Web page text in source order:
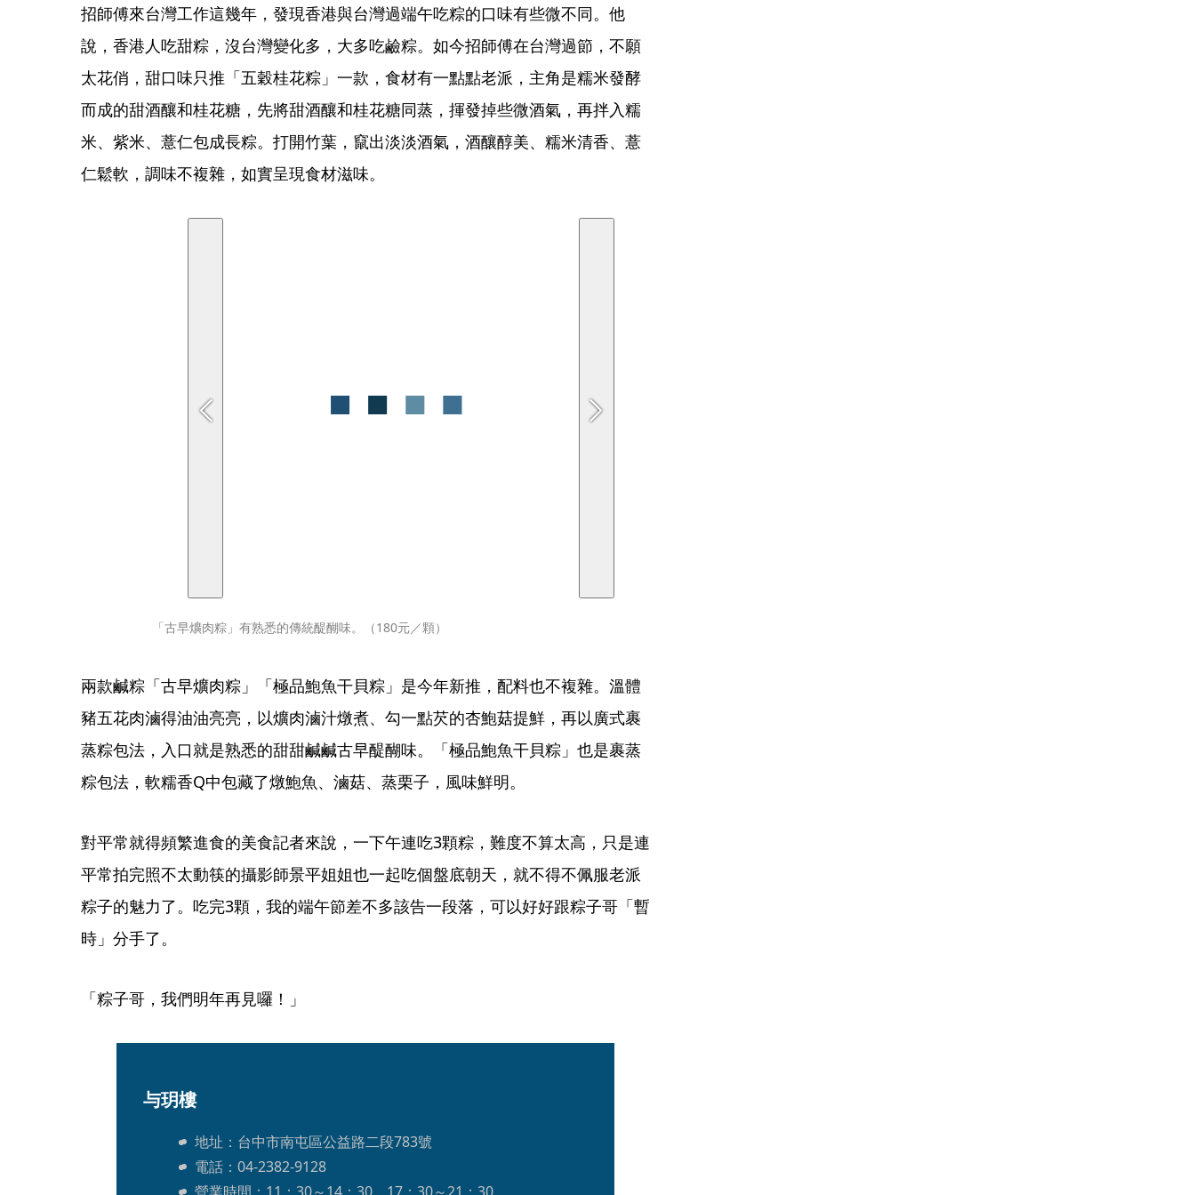
招師傅來台灣工作這幾年，發現香港與台灣過端午吃粽的口味有些微不同。他
說，香港人吃甜粽，沒台灣變化多，大多吃鹼粽。如今招師傅在台灣過節，不願
太花俏，甜口味只推「五穀桂花粽」一款，食材有一點點老派，主角是糯米發酵
而成的甜酒釀和桂花糖，先將甜酒釀和桂花糖同蒸，揮發掉些微酒氣，再拌入糯
米、紫米、薏仁包成長粽。打開竹葉，竄出淡淡酒氣，酒釀醇美、糯米清香、薏
仁鬆軟，調味不複雜，如實呈現食材滋味。
「古早爌肉粽」有熟悉的傳統醍醐味。（180元／顆）
兩款鹹粽「古早爌肉粽」「極品鮑魚干貝粽」是今年新推，配料也不複雜。溫體
豬五花肉滷得油油亮亮，以爌肉滷汁燉煮、勾一點芡的杏鮑菇提鮮，再以廣式裹
蒸粽包法，入口就是熟悉的甜甜鹹鹹古早醍醐味。「極品鮑魚干貝粽」也是裹蒸
粽包法，軟糯香Q中包藏了燉鮑魚、滷菇、蒸栗子，風味鮮明。
對平常就得頻繁進食的美食記者來說，一下午連吃3顆粽，難度不算太高，只是連
平常拍完照不太動筷的攝影師景平姐姐也一起吃個盤底朝天，就不得不佩服老派
粽子的魅力了。吃完3顆，我的端午節差不多該告一段落，可以好好跟粽子哥「暫
時」分手了。
「粽子哥，我們明年再見囉！」
与玥樓
地址：台中市南屯區公益路二段783號
電話：04-2382-9128